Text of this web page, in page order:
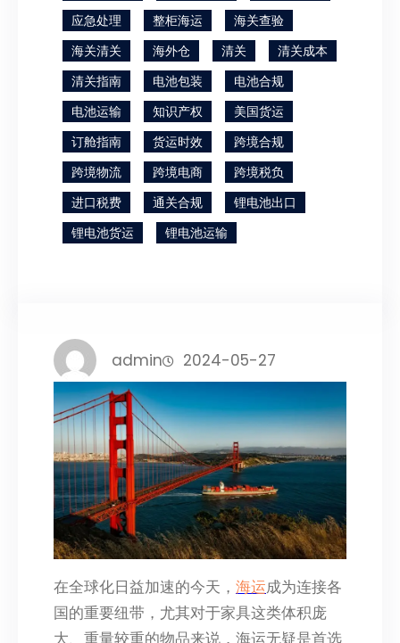
应急处理
整柜海运
海关查验
海关清关
海外仓 清关
清关成本
清关指南
电池包装
电池合规
电池运输
知识产权
美国货运
订舱指南
货运时效
跨境合规
跨境物流
跨境电商
跨境税负
进口税费
通关合规
锂电池出口
锂电池货运
锂电池运输
admin 2024-05-27
在全球化日益加速的今天， 海运成为连接各
国的重要纽带，尤其对于家具这类体积庞